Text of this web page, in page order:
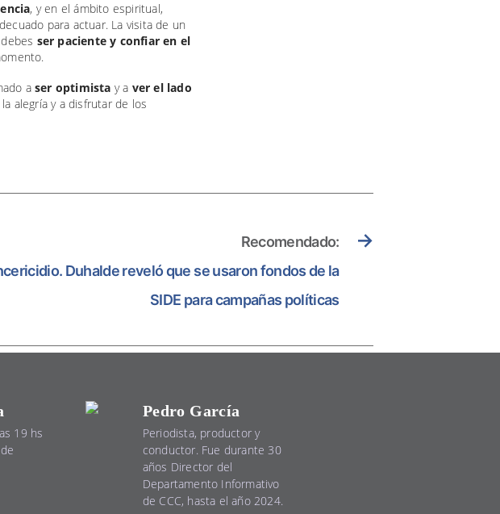
, y en el ámbito espiritual,
para actuar. La visita de un
ser paciente y confiar en el
aser optimista y a ver el lado
alegría y a disfrutar de los
→
Recomendado:
Duhalde reveló que se usaron fondos de la
SIDE para campañas políticas
19 hs
Pedro García
Periodista, productor y
conductor. Fue durante 30
años Director del
Departamento Informativo
de CCC, hasta el año 2024.